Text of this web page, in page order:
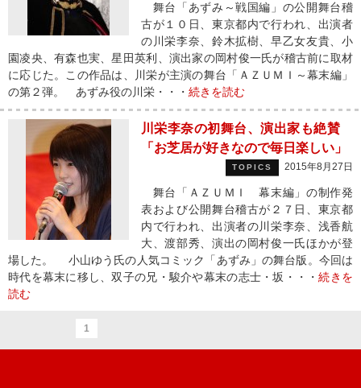
舞台「あずみ～戦国編」の公開舞台稽
古が１０日、東京都内で行われ、出演者
の川栄李奈、鈴木拡樹、早乙女友貴、小
園凌央、有森也実、星田英利、演出家の岡村俊一氏が稽古前に取材
に応じた。この作品は、川栄が主演の舞台「ＡＺＵＭＩ～幕末編」
の第２弾。 あずみ役の川栄・・・ 続きを読む
川栄李奈の初舞台、演出家も絶賛
「お芝居が好きなので毎日楽しい」
TOPICS 2015年8月27日
舞台「ＡＺＵＭＩ 幕末編」の制作発
表および公開舞台稽古が２７日、東京都
内で行われ、出演者の川栄李奈、浅香航
大、渡部秀、演出の岡村俊一氏ほかが登
場した。 小山ゆう氏の人気コミック「あずみ」の舞台版。今回は
時代を幕末に移し、双子の兄・駿介や幕末の志士・坂・・・続きを
読む
1